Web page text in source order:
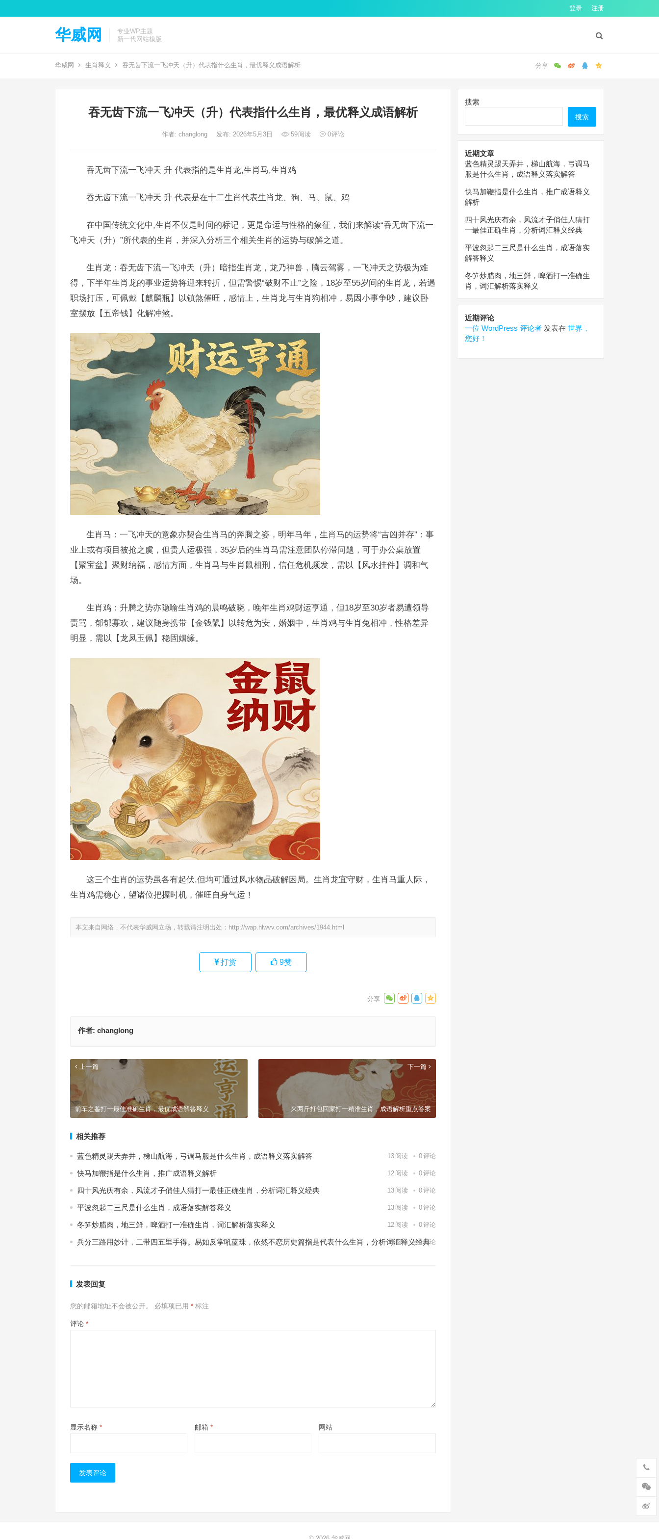
登录 注册
华威网
专业WP主题
新一代网站模版
华威网 生肖释义 吞无齿下流一飞冲天（升）代表指什么生肖，最优释义成语解析
吞无齿下流一飞冲天（升）代表指什么生肖，最优释义成语解析
作者: changlong 发布: 2026年5月3日 59阅读 0评论
吞无齿下流一飞冲天 升 代表指的是生肖龙,生肖马,生肖鸡
吞无齿下流一飞冲天 升 代表是在十二生肖代表生肖龙、狗、马、鼠、鸡
在中国传统文化中,生肖不仅是时间的标记，更是命运与性格的象征，我们来解读“吞无齿下流一
飞冲天（升）”所代表的生肖，并深入分析三个相关生肖的运势与破解之道。
生肖龙：吞无齿下流一飞冲天（升）暗指生肖龙，龙乃神兽，腾云驾雾，一飞冲天之势极为难
得，下半年生肖龙的事业运势将迎来转折，但需警惕“破财不止”之险，18岁至55岁间的生肖龙，若遇
职场打压，可佩戴【麒麟瓶】以镇煞催旺，感情上，生肖龙与生肖狗相冲，易因小事争吵，建议卧
室摆放【五帝钱】化解冲煞。
生肖马：一飞冲天的意象亦契合生肖马的奔腾之姿，明年马年，生肖马的运势将“吉凶并存”：事
业上或有项目被抢之虞，但贵人运极强，35岁后的生肖马需注意团队停滞问题，可于办公桌放置
【聚宝盆】聚财纳福，感情方面，生肖马与生肖鼠相刑，信任危机频发，需以【风水挂件】调和气
场。
生肖鸡：升腾之势亦隐喻生肖鸡的晨鸣破晓，晚年生肖鸡财运亨通，但18岁至30岁者易遭领导
责骂，郁郁寡欢，建议随身携带【金钱鼠】以转危为安，婚姻中，生肖鸡与生肖兔相冲，性格差异
明显，需以【龙凤玉佩】稳固姻缘。
这三个生肖的运势虽各有起伏,但均可通过风水物品破解困局。生肖龙宜守财，生肖马重人际，
生肖鸡需稳心，望诸位把握时机，催旺自身气运！
本文来自网络，不代表华威网立场，转载请注明出处： http://wap.hlwvv.com/archives/1944.html
打赏 9赞
作者: changlong
上一篇
前车之鉴打一最佳准确生肖，最优成语解答释义
下一篇
来两斤打包回家打一精准生肖，成语解析重点答案
相关推荐
蓝色精灵踢天弄井，梯山航海，弓调马服是什么生肖，成语释义落实解答 13 阅读 0评论
快马加鞭指是什么生肖，推广成语释义解析 12 阅读 0评论
四十风光庆有余，风流才子俏佳人猜打一最佳正确生肖，分析词汇释义经典 13 阅读 0评论
平波忽起二三尺是什么生肖，成语落实解答释义 13 阅读 0评论
冬笋炒腊肉，地三鲜，啤酒打一准确生肖，词汇解析落实释义 12 阅读 0评论
兵分三路用妙计，二带四五里手得。易如反掌吼蓝珠，依然不恋历史篇指是代表什么生肖，分析词汇释义经典
9 阅读 0评论
发表回复
您的邮箱地址不会被公开。 必填项已用 * 标注
评论 *
显示名称 * 邮箱 * 网站
搜索
搜索
近期文章
蓝色精灵踢天弄井，梯山航海，弓调马
服是什么生肖，成语释义落实解答
快马加鞭指是什么生肖，推广成语释义
解析
四十风光庆有余，风流才子俏佳人猜打
一最佳正确生肖，分析词汇释义经典
平波忽起二三尺是什么生肖，成语落实
解答释义
冬笋炒腊肉，地三鲜，啤酒打一准确生
肖，词汇解析落实释义
近期评论
一位 WordPress 评论者 发表在 世界，
您好！